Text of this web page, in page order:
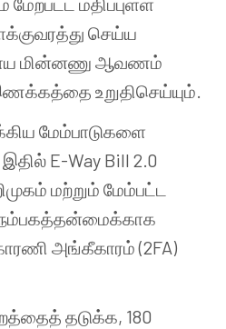
செய்ய
மின்னணு ஆவணம்
உறுதிசெய்யும்.
மேம்பாடுகளை
E-Way Bill 2.0
மற்றும் மேம்பட்ட
நம்பகத்தன்மைக்காக
அங்கீகாரம் (2FA)
தடுக்க, 180